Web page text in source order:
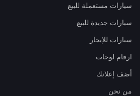
سيارات مستعملة للبيع
سيارات جديدة للبيع
سيارات للإيجار
ارقام لوحات
أضف إعلانك
من نحن